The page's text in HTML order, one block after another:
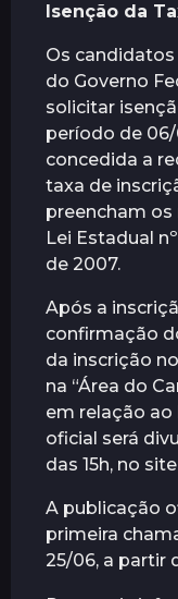
Isenção da
Os
do Governo
solicitar
período de 06/
concedida a
taxa de
preencham
Lei Estadual
de 2007.
Após a
confirmação
da inscrição
na “Área do
em relação
oficial será
das 15h, no
A publicação
primeira
25/06, a partir